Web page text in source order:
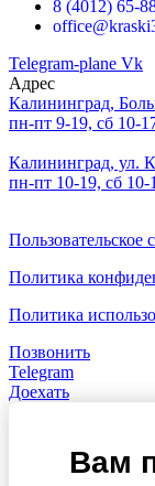
8 (4012) 65-
Telegram-plane Vk
Адрес
Калининград,
пн-пт 9-19, сб 10-
Калининград, ул.
пн-пт 10-19, сб 10-
Пользовательское
Политика
Политика
Позвонить
Telegram
Доехать
Вам